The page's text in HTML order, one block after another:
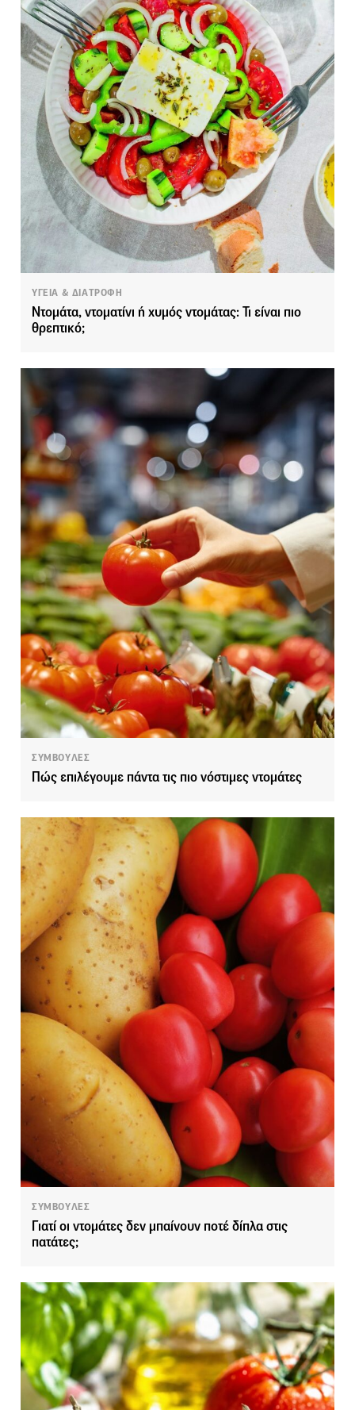
ΥΓΕΙΑ & ΔΙΑΤΡΟΦΗ
Ντομάτα, ντοματίνι ή χυμός ντομάτας: Τι είναι πιο
θρεπτικό;
ΣΥΜΒΟΥΛΕΣ
Πώς επιλέγουμε πάντα τις πιο νόστιμες ντομάτες
ΣΥΜΒΟΥΛΕΣ
Γιατί οι ντομάτες δεν μπαίνουν ποτέ δίπλα στις
πατάτες;